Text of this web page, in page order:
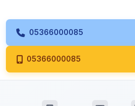
05366000085
05366000085